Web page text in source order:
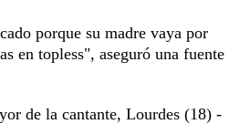
porque su madre vaya por
en topless", aseguró una fuente
de la cantante, Lourdes (18) -